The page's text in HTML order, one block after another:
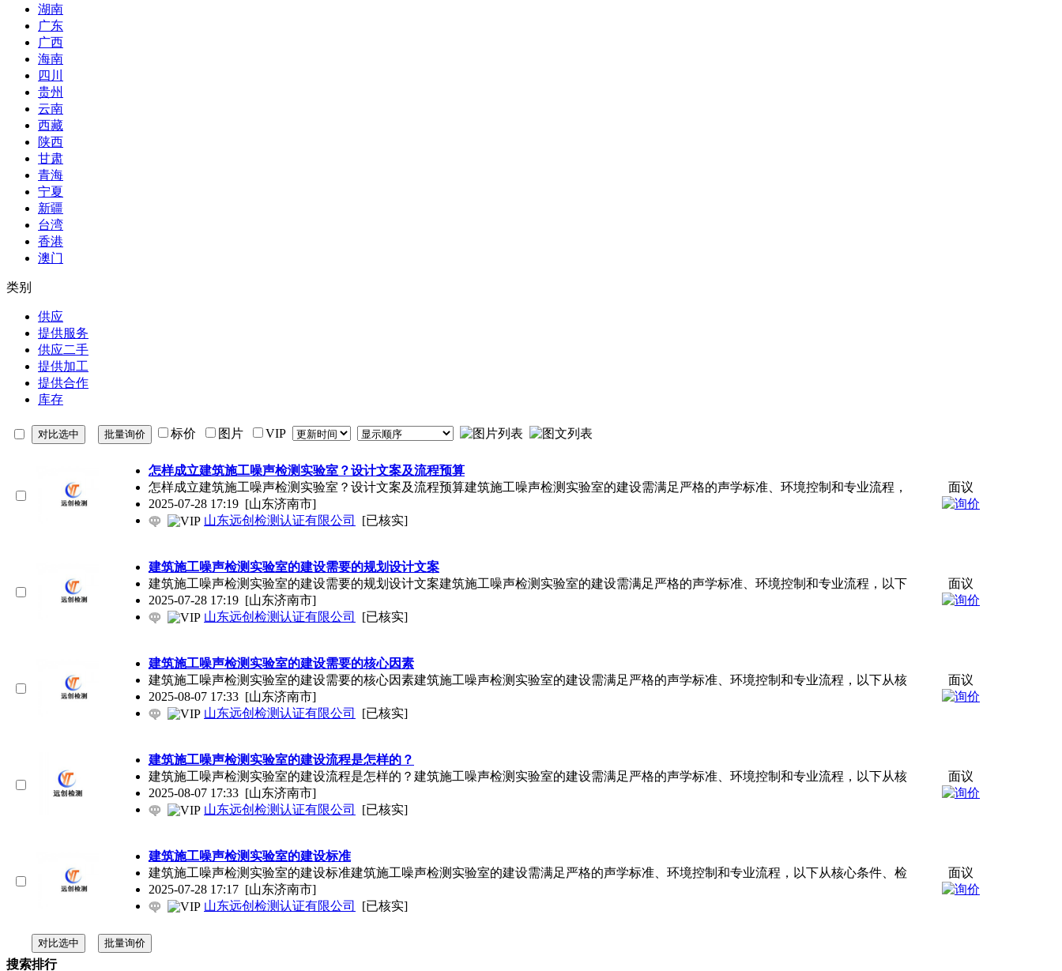
湖南
广东
广西
海南
四川
贵州
云南
西藏
陕西
甘肃
青海
宁夏
新疆
台湾
香港
澳门
类别
供应
提供服务
供应二手
提供加工
提供合作
库存
标价 图片 VIP
怎样成立建筑施工噪声检测实验室？设计文案及流程预算
怎样成立建筑施工噪声检测实验室？设计文案及流程预算建筑施工噪声检测实验室的建设需满足严格的声学标准、环境控制和专业流程，
2025-07-28 17:19 [山东济南市]
山东远创检测认证有限公司
[已核实]
面议
建筑施工噪声检测实验室的建设需要的规划设计文案
建筑施工噪声检测实验室的建设需要的规划设计文案建筑施工噪声检测实验室的建设需满足严格的声学标准、环境控制和专业流程，以下
2025-07-28 17:19 [山东济南市]
山东远创检测认证有限公司
[已核实]
面议
建筑施工噪声检测实验室的建设需要的核心因素
建筑施工噪声检测实验室的建设需要的核心因素建筑施工噪声检测实验室的建设需满足严格的声学标准、环境控制和专业流程，以下从核
2025-08-07 17:33 [山东济南市]
山东远创检测认证有限公司
[已核实]
面议
建筑施工噪声检测实验室的建设流程是怎样的？
建筑施工噪声检测实验室的建设流程是怎样的？建筑施工噪声检测实验室的建设需满足严格的声学标准、环境控制和专业流程，以下从核
2025-08-07 17:33 [山东济南市]
山东远创检测认证有限公司
[已核实]
面议
建筑施工噪声检测实验室的建设标准
建筑施工噪声检测实验室的建设标准建筑施工噪声检测实验室的建设需满足严格的声学标准、环境控制和专业流程，以下从核心条件、检
2025-07-28 17:17 [山东济南市]
山东远创检测认证有限公司
[已核实]
面议
搜索排行